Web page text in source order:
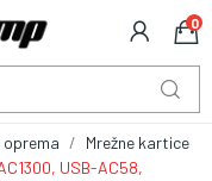
0
oprema
Mrežne kartice
USB-AC58,